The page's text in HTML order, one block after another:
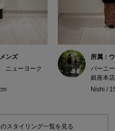
ンズ
ニューヨーク
所属：
バーニ
銀座本店
Nishi /
スタイリング一覧を見る